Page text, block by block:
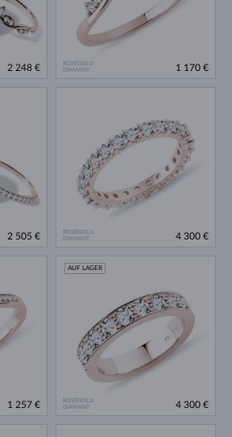
2 248 €
ROSÉGOLD
DIAMANT
1 170 €
2 505 €
ROSÉGOLD
DIAMANT
4 300 €
1 257 €
ROSÉGOLD
DIAMANT
AUF LAGER
4 300 €